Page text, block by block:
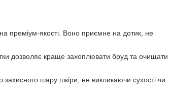
преміум-якості. Воно приємне на дотик, не
дозволяє краще захоплювати бруд та очищати
шару шкіри, не викликаючи сухості чи